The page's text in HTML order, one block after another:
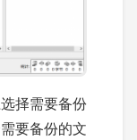
择需要备份
要备份的文